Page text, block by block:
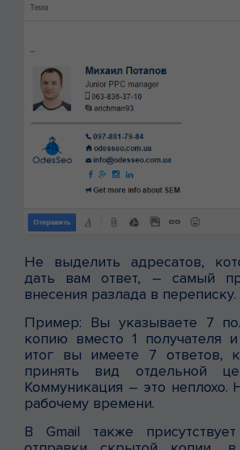
Не выделить адресатов,
дать вам ответ, – самый
внесения разлада в переписку.
Пример: Вы указываете 7
копию вместо 1 получателя
итог вы имеете 7 ответов,
принять вид отдельной
Коммуникация – это
рабочему времени.
В Gmail также